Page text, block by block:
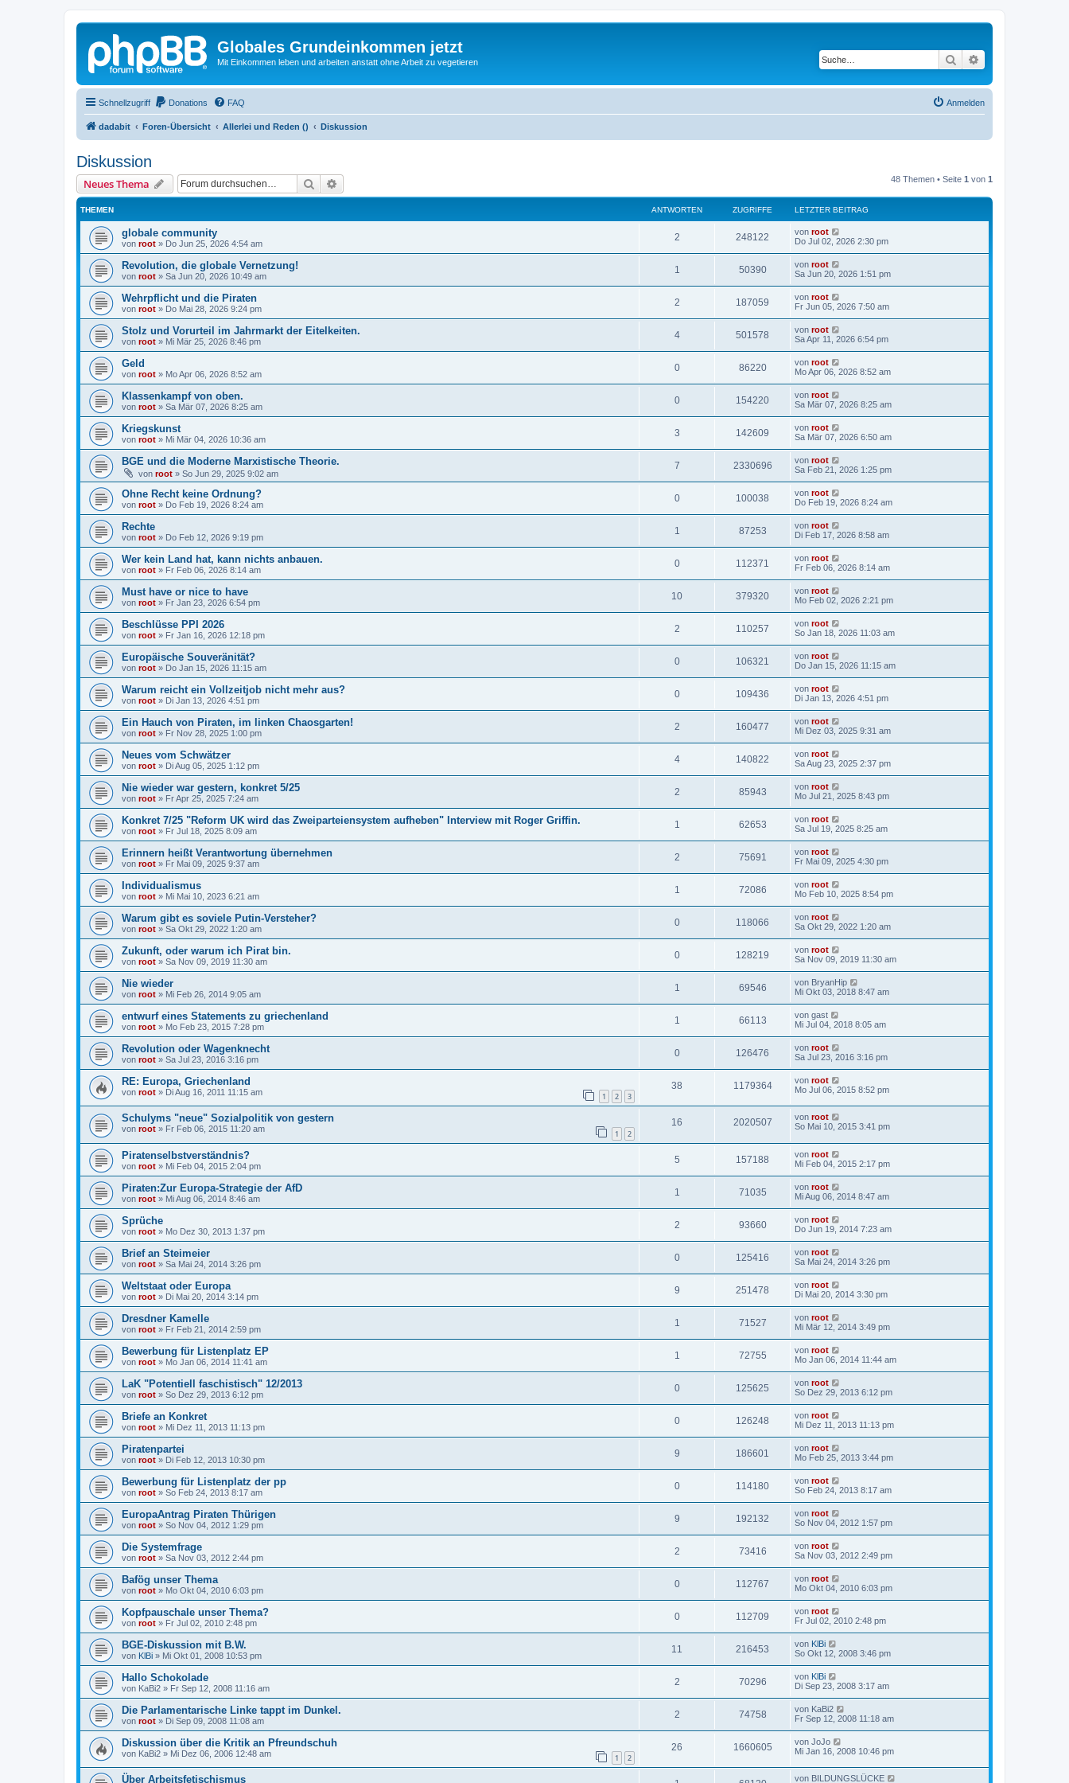
Globales Grundeinkommen jetzt
Mit Einkommen leben und arbeiten anstatt ohne Arbeit zu vegetieren Suche
Schnellzugriff Donations FAQ Anmelden
dadabit Foren-Übersicht Allerlei und Reden () Diskussion
Diskussion
Neues Thema Suche 48 Themen • Seite 1 von 1
THEMEN ANTWORTEN ZUGRIFFE LETZTER BEITRAG
globale community
von root » Do Jun 25, 2026 4:54 am
2 248122 von root
Do Jul 02, 2026 2:30 pm
Revolution, die globale Vernetzung!
von root » Sa Jun 20, 2026 10:49 am
1 50390 von root
Sa Jun 20, 2026 1:51 pm
Wehrpflicht und die Piraten
von root » Do Mai 28, 2026 9:24 pm
2 187059 von root
Fr Jun 05, 2026 7:50 am
Stolz und Vorurteil im Jahrmarkt der Eitelkeiten.
von root » Mi Mär 25, 2026 8:46 pm
4 501578 von root
Sa Apr 11, 2026 6:54 pm
Geld
von root » Mo Apr 06, 2026 8:52 am
0 86220 von root
Mo Apr 06, 2026 8:52 am
Klassenkampf von oben.
von root » Sa Mär 07, 2026 8:25 am
0 154220 von root
Sa Mär 07, 2026 8:25 am
Kriegskunst
von root » Mi Mär 04, 2026 10:36 am
3 142609 von root
Sa Mär 07, 2026 6:50 am
BGE und die Moderne Marxistische Theorie.
von root » So Jun 29, 2025 9:02 am
7 2330696 von root
Sa Feb 21, 2026 1:25 pm
Ohne Recht keine Ordnung?
von root » Do Feb 19, 2026 8:24 am
0 100038 von root
Do Feb 19, 2026 8:24 am
Rechte
von root » Do Feb 12, 2026 9:19 pm
1 87253 von root
Di Feb 17, 2026 8:58 am
Wer kein Land hat, kann nichts anbauen.
von root » Fr Feb 06, 2026 8:14 am
0 112371 von root
Fr Feb 06, 2026 8:14 am
Must have or nice to have
von root » Fr Jan 23, 2026 6:54 pm
10 379320 von root
Mo Feb 02, 2026 2:21 pm
Beschlüsse PPI 2026
von root » Fr Jan 16, 2026 12:18 pm
2 110257 von root
So Jan 18, 2026 11:03 am
Europäische Souveränität?
von root » Do Jan 15, 2026 11:15 am
0 106321 von root
Do Jan 15, 2026 11:15 am
Warum reicht ein Vollzeitjob nicht mehr aus?
von root » Di Jan 13, 2026 4:51 pm
0 109436 von root
Di Jan 13, 2026 4:51 pm
Ein Hauch von Piraten, im linken Chaosgarten!
von root » Fr Nov 28, 2025 1:00 pm
2 160477 von root
Mi Dez 03, 2025 9:31 am
Neues vom Schwätzer
von root » Di Aug 05, 2025 1:12 pm
4 140822 von root
Sa Aug 23, 2025 2:37 pm
Nie wieder war gestern, konkret 5/25
von root » Fr Apr 25, 2025 7:24 am
2 85943 von root
Mo Jul 21, 2025 8:43 pm
Konkret 7/25 "Reform UK wird das Zweiparteiensystem aufheben" Interview mit Roger Griffin.
von root » Fr Jul 18, 2025 8:09 am
1 62653 von root
Sa Jul 19, 2025 8:25 am
Erinnern heißt Verantwortung übernehmen
von root » Fr Mai 09, 2025 9:37 am
2 75691 von root
Fr Mai 09, 2025 4:30 pm
Individualismus
von root » Mi Mai 10, 2023 6:21 am
1 72086 von root
Mo Feb 10, 2025 8:54 pm
Warum gibt es soviele Putin-Versteher?
von root » Sa Okt 29, 2022 1:20 am
0 118066 von root
Sa Okt 29, 2022 1:20 am
Zukunft, oder warum ich Pirat bin.
von root » Sa Nov 09, 2019 11:30 am
0 128219 von root
Sa Nov 09, 2019 11:30 am
Nie wieder
von root » Mi Feb 26, 2014 9:05 am
1 69546 von BryanHip
Mi Okt 03, 2018 8:47 am
entwurf eines Statements zu griechenland
von root » Mo Feb 23, 2015 7:28 pm
1 66113 von gast
Mi Jul 04, 2018 8:05 am
Revolution oder Wagenknecht
von root » Sa Jul 23, 2016 3:16 pm
0 126476 von root
Sa Jul 23, 2016 3:16 pm
RE: Europa, Griechenland
von root » Di Aug 16, 2011 11:15 am 1 2 3
38 1179364 von root
Mo Jul 06, 2015 8:52 pm
Schulyms "neue" Sozialpolitik von gestern
von root » Fr Feb 06, 2015 11:20 am 1 2
16 2020507 von root
So Mai 10, 2015 3:41 pm
Piratenselbstverständnis?
von root » Mi Feb 04, 2015 2:04 pm
5 157188 von root
Mi Feb 04, 2015 2:17 pm
Piraten:Zur Europa-Strategie der AfD
von root » Mi Aug 06, 2014 8:46 am
1 71035 von root
Mi Aug 06, 2014 8:47 am
Sprüche
von root » Mo Dez 30, 2013 1:37 pm
2 93660 von root
Do Jun 19, 2014 7:23 am
Brief an Steimeier
von root » Sa Mai 24, 2014 3:26 pm
0 125416 von root
Sa Mai 24, 2014 3:26 pm
Weltstaat oder Europa
von root » Di Mai 20, 2014 3:14 pm
9 251478 von root
Di Mai 20, 2014 3:30 pm
Dresdner Kamelle
von root » Fr Feb 21, 2014 2:59 pm
1 71527 von root
Mi Mär 12, 2014 3:49 pm
Bewerbung für Listenplatz EP
von root » Mo Jan 06, 2014 11:41 am
1 72755 von root
Mo Jan 06, 2014 11:44 am
LaK "Potentiell faschistisch" 12/2013
von root » So Dez 29, 2013 6:12 pm
0 125625 von root
So Dez 29, 2013 6:12 pm
Briefe an Konkret
von root » Mi Dez 11, 2013 11:13 pm
0 126248 von root
Mi Dez 11, 2013 11:13 pm
Piratenpartei
von root » Di Feb 12, 2013 10:30 pm
9 186601 von root
Mo Feb 25, 2013 3:44 pm
Bewerbung für Listenplatz der pp
von root » So Feb 24, 2013 8:17 am
0 114180 von root
So Feb 24, 2013 8:17 am
EuropaAntrag Piraten Thürigen
von root » So Nov 04, 2012 1:29 pm
9 192132 von root
So Nov 04, 2012 1:57 pm
Die Systemfrage
von root » Sa Nov 03, 2012 2:44 pm
2 73416 von root
Sa Nov 03, 2012 2:49 pm
Bafög unser Thema
von root » Mo Okt 04, 2010 6:03 pm
0 112767 von root
Mo Okt 04, 2010 6:03 pm
Kopfpauschale unser Thema?
von root » Fr Jul 02, 2010 2:48 pm
0 112709 von root
Fr Jul 02, 2010 2:48 pm
BGE-Diskussion mit B.W.
von KlBi » Mi Okt 01, 2008 10:53 pm
11 216453 von KlBi
So Okt 12, 2008 3:46 pm
Hallo Schokolade
von KaBi2 » Fr Sep 12, 2008 11:16 am
2 70296 von KlBi
Di Sep 23, 2008 3:17 am
Die Parlamentarische Linke tappt im Dunkel.
von root » Di Sep 09, 2008 11:08 am
2 74758 von KaBi2
Fr Sep 12, 2008 11:18 am
Diskussion über die Kritik an Pfreundschuh
von KaBi2 » Mi Dez 06, 2006 12:48 am 1 2
26 1660605 von JoJo
Mi Jan 16, 2008 10:46 pm
Über Arbeitsfetischismus von BILDUNGSLÜCKE